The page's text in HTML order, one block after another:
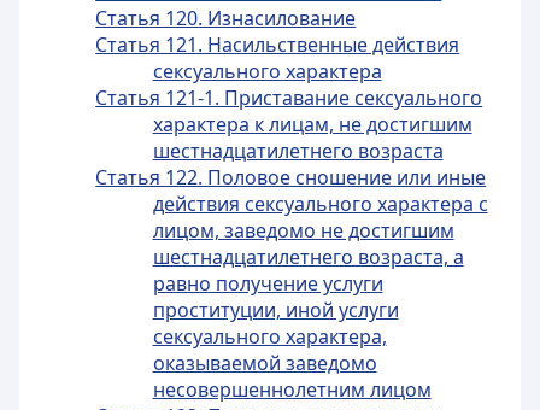
Статья 120. Изнасилование
Статья 121. Насильственные действия
сексуального характера
Статья 121-1. Приставание сексуального
характера к лицам, не достигшим
шестнадцатилетнего возраста
Статья 122. Половое сношение или иные
действия сексуального характера с
лицом, заведомо не достигшим
шестнадцатилетнего возраста, а
равно получение услуги
проституции, иной услуги
сексуального характера,
оказываемой заведомо
несовершеннолетним лицом